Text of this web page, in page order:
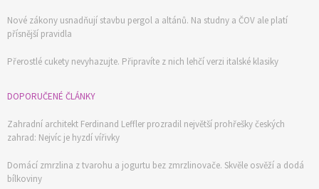
Nové zákony usnadňují stavbu pergol a altánů. Na studny a ČOV ale platí
přísnější pravidla
Přerostlé cukety nevyhazujte. Připravíte z nich lehčí verzi italské klasiky
DOPORUČENÉ ČLÁNKY
Zahradní architekt Ferdinand Leffler prozradil největší prohřešky českých
zahrad: Nejvíc je hyzdí vířivky
Domácí zmrzlina z tvarohu a jogurtu bez zmrzlinovače. Skvěle osvěží a dodá
bílkoviny